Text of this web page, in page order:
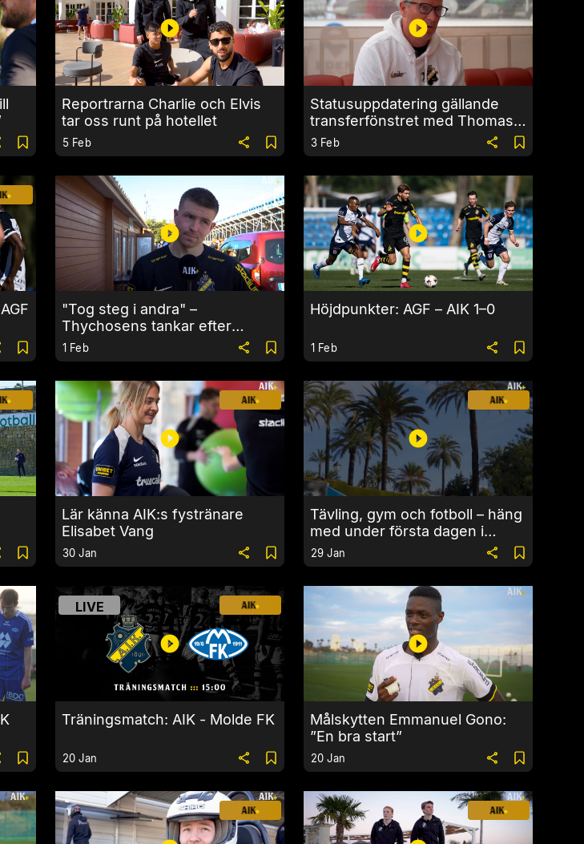
Reportrarna Charlie och Elvis
tar oss runt på hotellet
5 Feb
Statusuppdatering gällande
transferfönstret med Thomas
Berntsen
3 Feb
"Tog steg i andra" –
Thychosens tankar efter
träningsmatchen mot AGF
1 Feb
Höjdpunkter: AGF – AIK 1–0
1 Feb
Lär känna AIK:s fystränare
Elisabet Vang
30 Jan
Tävling, gym och fotboll – häng
med under första dagen i
Marbella
29 Jan
LIVE
Träningsmatch: AIK - Molde FK
20 Jan
Målskytten Emmanuel Gono:
”En bra start”
20 Jan